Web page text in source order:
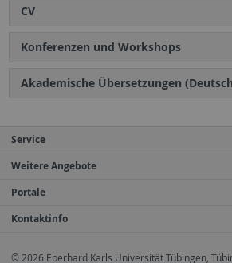
CV
Konferenzen und Workshops
Akademische Übersetzungen
Service
Weitere Angebote
Portale
Kontaktinfo
© 2026 Eberhard Karls Universität Tübingen,